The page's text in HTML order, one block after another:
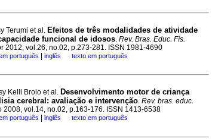
Terumi et al. Efeitos de três modalidades de atividade
funcional de idosos. Rev. Bras. Educ. Fís.
2012, vol.26, no.02, p.273-281. ISSN 1981-4690
português inglês · texto em português
Kelli Broio et al. Desenvolvimento motor de criança
cerebral: avaliação e intervenção. Rev. bras. educ.
2008, vol.14, no.02, p.163-176. ISSN 1413-6538
português inglês · texto em português